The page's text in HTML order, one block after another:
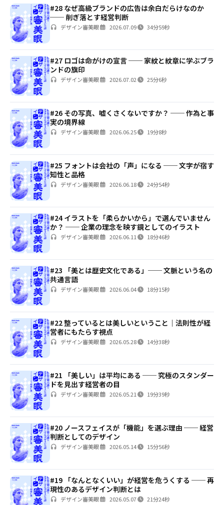
#28 なぜ高級ブランドの広告は余白だらけなのか
── 削ぎ落とす経営判断
デザイン審美眼 2026.07.09 34分59秒
#27 ロゴは命がけの宣言 ── 家紋と紋章に学ぶブラ
ンドの旗印
デザイン審美眼 2026.07.02 25分6秒
#26 その写真、嘘くさくないですか？ ── 作為と事
実の境界線
デザイン審美眼 2026.06.25 19分8秒
#25 フォントは会社の「声」になる ── 文字が宿す
知性と品格
デザイン審美眼 2026.06.18 24分54秒
#24 イラストを「柔らかいから」で選んでいません
か？ ── 企業の理念を映す鏡としてのイラスト
デザイン審美眼 2026.06.11 18分46秒
#23 「美とは歴史文化である」── 文脈という名の
共通言語
デザイン審美眼 2026.06.04 18分15秒
#22 整っているとは美しいということ｜法則性が経
営者にもたらす視点
デザイン審美眼 2026.05.28 14分38秒
#21 「美しい」は平均にある ── 究極のスタンダー
ドを見出す経営者の目
デザイン審美眼 2026.05.21 19分39秒
#20 ノースフェイスが「機能」を選ぶ理由 ── 経営
判断としてのデザイン
デザイン審美眼 2026.05.14 15分56秒
#19 「なんとなくいい」が経営を危うくする ── 再
現性のあるデザイン判断とは
デザイン審美眼 2026.05.07 21分24秒